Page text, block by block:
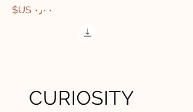
السعر